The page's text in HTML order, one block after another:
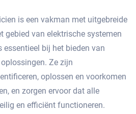
is een vakman met uitgebreide
gebied van elektrische systemen
bij het bieden van
Ze zijn
oplossen en voorkomen
en zorgen ervoor dat alle
en efficiënt functioneren.​